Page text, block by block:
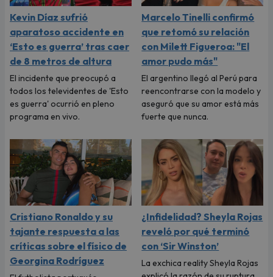
Kevin Díaz sufrió
aparatoso accidente en
‘Esto es guerra’ tras caer
de 8 metros de altura
El incidente que preocupó a
todos los televidentes de 'Esto
es guerra' ocurrió en pleno
programa en vivo.
Marcelo Tinelli confirmó
que retomó su relación
con Milett Figueroa: "El
amor pudo más"
El argentino llegó al Perú para
reencontrarse con la modelo y
aseguró que su amor está más
fuerte que nunca.
Cristiano Ronaldo y su
tajante respuesta a las
críticas sobre el físico de
Georgina Rodríguez
¿Infidelidad? Sheyla Rojas
reveló por qué terminó
con ‘Sir Winston’
La exchica reality Sheyla Rojas